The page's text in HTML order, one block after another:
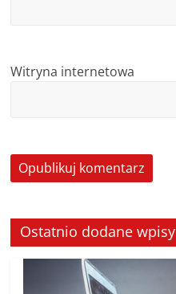
Witryna internetowa
Ostatnio dodane wpisy